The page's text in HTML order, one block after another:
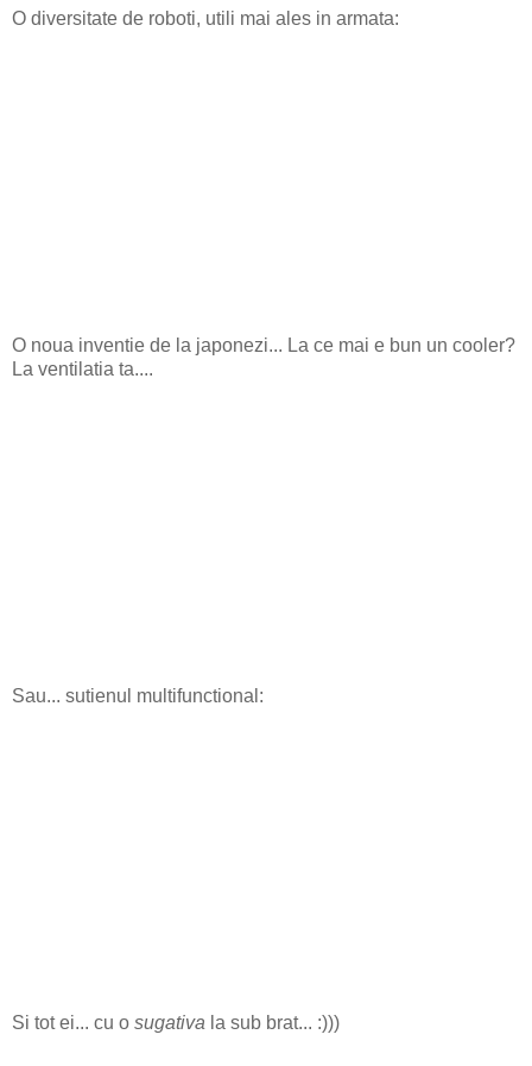
O diversitate de roboti, utili mai ales in armata:
O noua inventie de la japonezi... La ce mai e bun un cooler?
La ventilatia ta....
Sau... sutienul multifunctional:
Si tot ei... cu o sugativa la sub brat... :)))